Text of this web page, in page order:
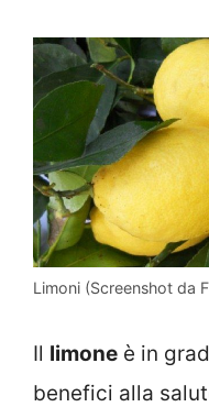
Limoni (Screenshot da
Il limone è in
benefici alla